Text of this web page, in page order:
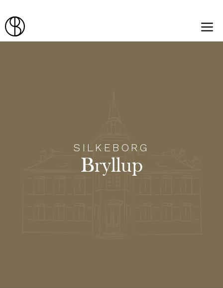
Hop
til
indhold
Menu
SILKEBORG
Bryllup